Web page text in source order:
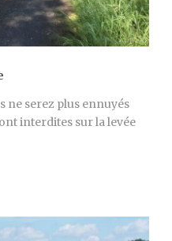
ne serez plus ennuyés
interdites sur la levée